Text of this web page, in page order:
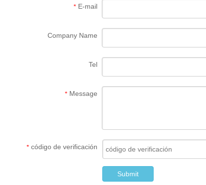
* E-mail
Company Name
Tel
* Message
* código de verificación
Submit